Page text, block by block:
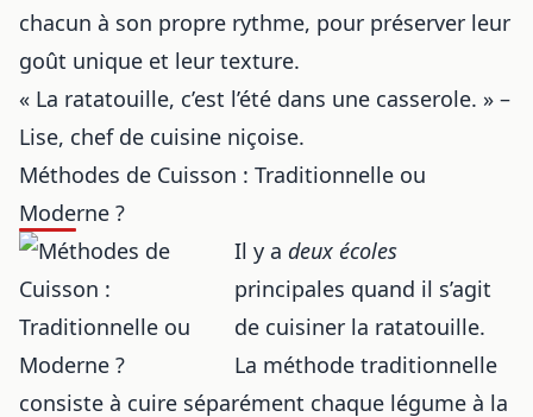
chacun à son propre rythme, pour préserver leur
goût unique et leur texture.
« La ratatouille, c’est l’été dans une casserole. » –
Lise, chef de cuisine niçoise.
Méthodes de Cuisson : Traditionnelle ou
Moderne ?
Il y adeux écoles
principales quand il s’agit
de cuisiner la ratatouille.
La méthode traditionnelle
consiste à cuire séparément chaque légume à la